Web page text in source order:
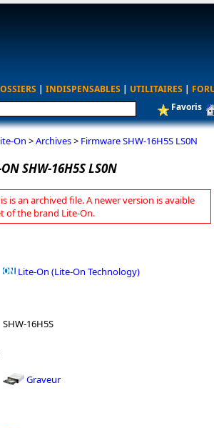
| INDISPENSABLES | UTILITAIRES |
Favoris
On >Archives> Firmware SHW-16H5S LS0N
SHW-16H5S LS0N
is an archived file. A newer version is avaible
of the brand Lite-On.
Lite-On (Lite-On Technology)
SHW-16H5S
Graveur